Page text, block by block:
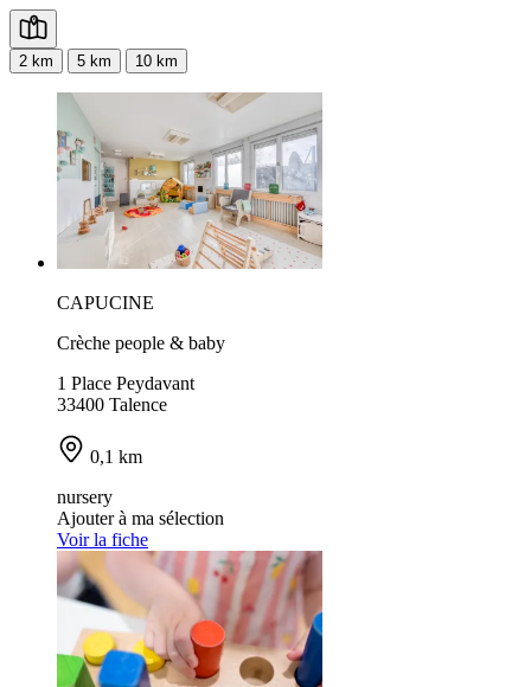
2 km 5 km 10 km
CAPUCINE
Crèche people & baby
1 Place Peydavant
33400 Talence
0,1 km
nursery
Ajouter à ma sélection
Voir la fiche